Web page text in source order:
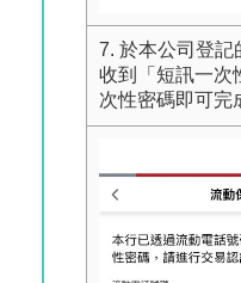
7. 於本公司登記
收到「短訊一次
次性密碼即可完